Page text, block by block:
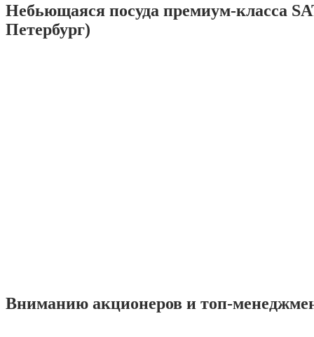
Небьющаяся посуда премиум-класса
Петербург)
Вниманию акционеров и топ-